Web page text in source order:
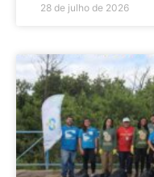
28 de julho de 2026